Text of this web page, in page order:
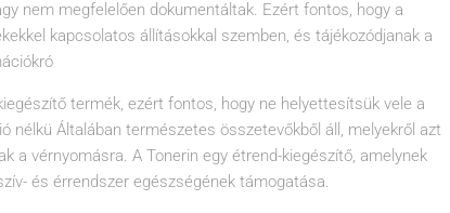
nem megfelelően dokumentáltak. Ezért fontos, hogy a
kapcsolatos állításokkal szemben, és tájékozódjanak a
termék, ezért fontos, hogy ne helyettesítsük vele a
nélkü Általában természetes összetevőkből áll, melyekről azt
a vérnyomásra. A Tonerin egy étrend-kiegészítő, amelynek
és érrendszer egészségének támogatása.